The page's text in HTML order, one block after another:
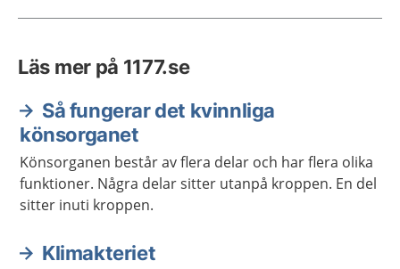
Läs mer på 1177.se
Så fungerar det kvinnliga
könsorganet
Könsorganen består av flera delar och har flera olika
funktioner. Några delar sitter utanpå kroppen. En del
sitter inuti kroppen.
Klimakteriet